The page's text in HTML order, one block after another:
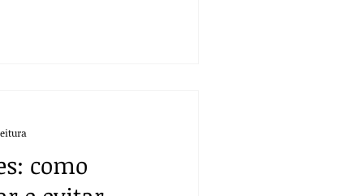
como